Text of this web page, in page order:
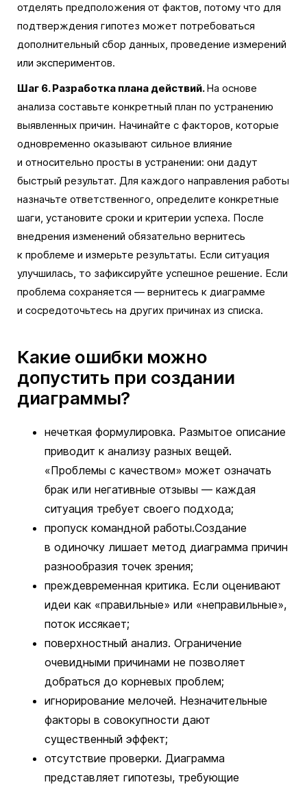
отделять предположения от фактов, потому что для
подтверждения гипотез может потребоваться
дополнительный сбор данных, проведение измерений
или экспериментов.
Шаг 6. Разработка плана действий.На основе
анализа составьте конкретный план по устранению
выявленных причин. Начинайте с факторов, которые
одновременно оказывают сильное влияние
и относительно просты в устранении: они дадут
быстрый результат. Для каждого направления работы
назначьте ответственного, определите конкретные
шаги, установите сроки и критерии успеха. После
внедрения изменений обязательно вернитесь
к проблеме и измерьте результаты. Если ситуация
улучшилась, то зафиксируйте успешное решение. Если
проблема сохраняется — вернитесь к диаграмме
и сосредоточьтесь на других причинах из списка.
Какие ошибки можно
допустить при создании
диаграммы?
нечеткая формулировка. Размытое описание
приводит к анализу разных вещей.
«Проблемы с качеством» может означать
брак или негативные отзывы — каждая
ситуация требует своего подхода;
пропуск командной работы.Создание
в одиночку лишает метод диаграмма причин
разнообразия точек зрения;
преждевременная критика. Если оценивают
идеи как «правильные» или «неправильные»,
поток иссякает;
поверхностный анализ. Ограничение
очевидными причинами не позволяет
добраться до корневых проблем;
игнорирование мелочей. Незначительные
факторы в совокупности дают
существенный эффект;
отсутствие проверки. Диаграмма
представляет гипотезы, требующие